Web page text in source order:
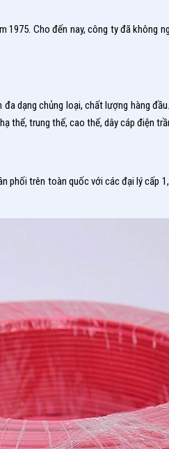
Cho đến nay, công ty đã không
dạng chủng loại, chất lượng hàng
thế, trung thế, cao thế, dây cáp điện
phối trên toàn quốc với các đại lý cấp